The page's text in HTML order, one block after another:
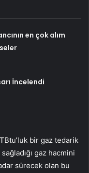
en çok alım
İncelendi
bir gaz tedarik
gaz hacmini
sürecek olan bu